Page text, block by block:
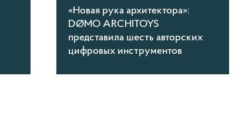
«Новая рука архитектора»:
DØMO ARCHITOYS
представила шесть авторских
цифровых инструментов